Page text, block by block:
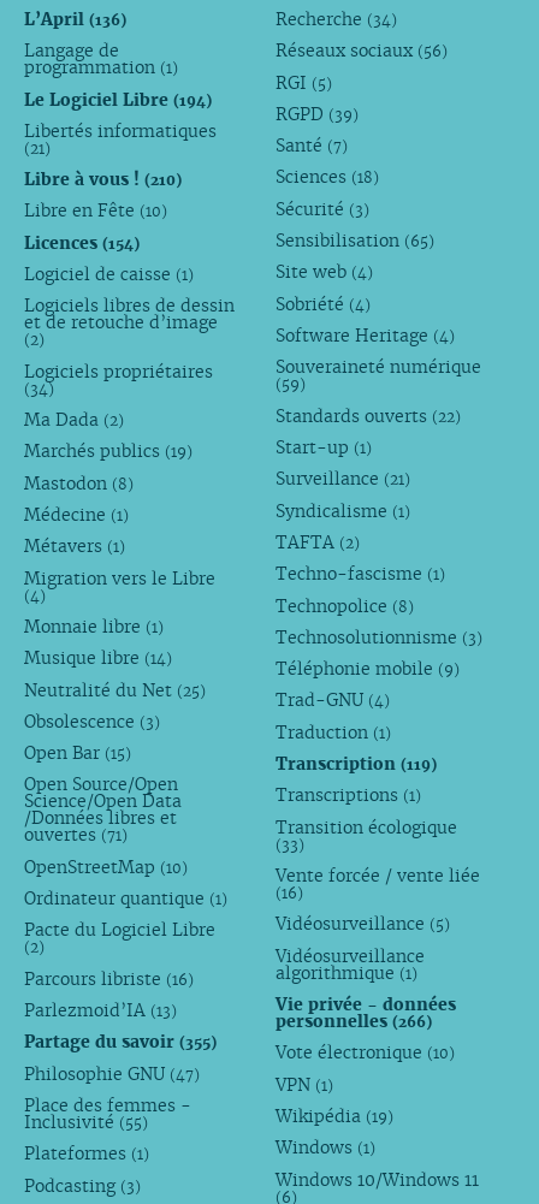
L’April (136)
Langage de
programmation (1)
Le Logiciel Libre (194)
Libertés informatiques
(21)
Libre à vous ! (210)
Libre en Fête (10)
Licences (154)
Logiciel de caisse (1)
Logiciels libres de dessin
et de retouche d’image
(2)
Logiciels propriétaires
(34)
Ma Dada (2)
Marchés publics (19)
Mastodon (8)
Médecine (1)
Métavers (1)
Migration vers le Libre
(4)
Monnaie libre (1)
Musique libre (14)
Neutralité du Net (25)
Obsolescence (3)
Open Bar (15)
Open Source/Open
Science/Open Data
/Données libres et
ouvertes (71)
OpenStreetMap (10)
Ordinateur quantique (1)
Pacte du Logiciel Libre
(2)
Parcours libriste (16)
Parlezmoid’IA (13)
Partage du savoir (355)
Philosophie GNU (47)
Place des femmes -
Inclusivité (55)
Plateformes (1)
Podcasting (3)
Recherche (34)
Réseaux sociaux (56)
RGI (5)
RGPD (39)
Santé (7)
Sciences (18)
Sécurité (3)
Sensibilisation (65)
Site web (4)
Sobriété (4)
Software Heritage (4)
Souveraineté numérique
(59)
Standards ouverts (22)
Start-up (1)
Surveillance (21)
Syndicalisme (1)
TAFTA (2)
Techno-fascisme (1)
Technopolice (8)
Technosolutionnisme (3)
Téléphonie mobile (9)
Trad-GNU (4)
Traduction (1)
Transcription(119)
Transcriptions (1)
Transition écologique
(33)
Vente forcée / vente liée
(16)
Vidéosurveillance (5)
Vidéosurveillance
algorithmique (1)
Vie privée - données
personnelles(266)
Vote électronique (10)
VPN (1)
Wikipédia (19)
Windows (1)
Windows 10/Windows 11
(6)